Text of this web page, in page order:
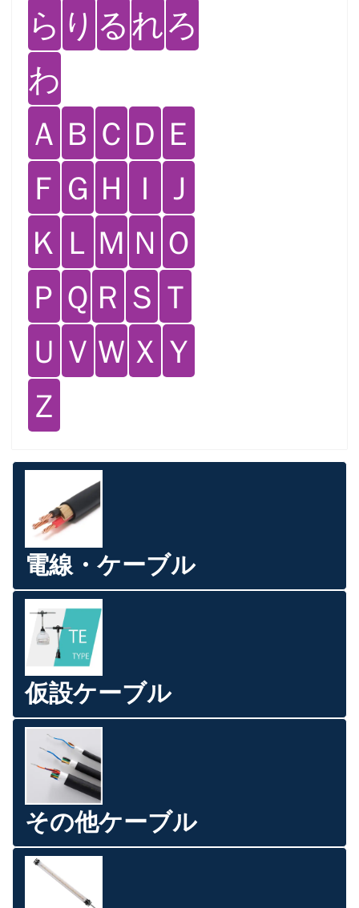
ら り るれろ
わ
Ａ Ｂ Ｃ Ｄ Ｅ
Ｆ Ｇ Ｈ Ｉ Ｊ
Ｋ Ｌ Ｍ Ｎ Ｏ
Ｐ Ｑ Ｒ Ｓ Ｔ
Ｕ Ｖ Ｗ Ｘ Ｙ
Ｚ
電線・ケーブル
仮設ケーブル
その他ケーブル